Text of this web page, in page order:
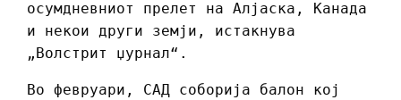
осумдневниот прелет на Алјаска, Канада
и некои други земји, истакнува
„Волстрит џурнал“.
Во февруари, САД соборија балон кој